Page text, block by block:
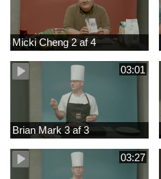
Micki Cheng 2 af 4
03:01
Brian Mark 3 af 3
03:27